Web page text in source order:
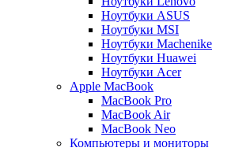
Ноутбуки ASUS
Ноутбуки MSI
Ноутбуки Machenike
Ноутбуки Huawei
Ноутбуки Acer
Apple MacBook
MacBook Pro
MacBook Air
MacBook Neo
Компьютеры и мониторы